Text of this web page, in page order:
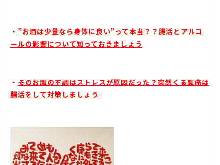
・ ”お酒は少量なら身体に良い”って本当？？腸活とアルコ
ールの影響について知っておきましょう
・ そのお腹の不調はストレスが原因だった？突然くる腹痛は
腸活をして対策しましょう